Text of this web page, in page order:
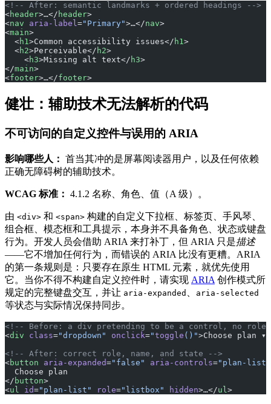
<!-- After: semantic landmarks + ordered headings -->
<header>…</ header>
<nav aria-label="Primary">…</nav>
<main>
  <
h1>Common accessibility issues</ h1>
  <
h2>Perceivable</ h2>
    <
h3>Missing alt text</ h3>
</main>
<footer>…</footer>
健壮：辅助技术无法解析的代码
不可访问的自定义控件与误用的 ARIA
影响哪些人： 首当其冲的是屏幕阅读器用户，以及任何依赖
正确无障碍树的辅助技术。
WCAG 标准： 4.1.2 名称、角色、值（A 级）。
由 <div> 和 <span> 构建的自定义下拉框、标签页、手风琴、
组合框、模态框和工具提示，本身并不具备角色、状态或键盘
行为。开发人员会借助 ARIA 来打补丁，但 ARIA 只是描述
——它不增加任何行为，而错误的 ARIA 比没有更糟。ARIA
的第一条规则是：只要存在原生 HTML 元素，就优先使用
它。当你不得不构建自定义控件时，请实现 ARIA 创作模式所
规定的完整键盘交互，并让 aria-expanded aria-selected
等状态与实际情况保持同步。
<!-- Before: a div pretending to be a control, no
<div class="dropdown" onclick="toggle ()">Choose plan
<!-- After: correct role, name, and state -->
<button aria-expanded="false" aria-controls="plan-list"
  Choose plan
</ button>
<ul id="plan-list" role="listbox" hidden>…</ul >